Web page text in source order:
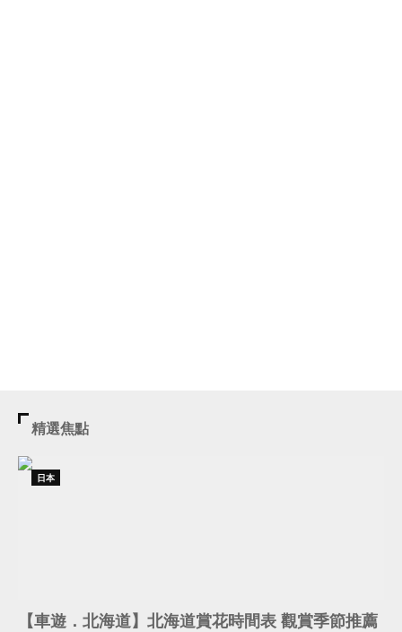
精選焦點
日本
【車遊．北海道】北海道賞花時間表 觀賞季節推薦